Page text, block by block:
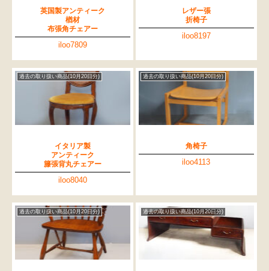
英国製アンティーク
楢材
布張角チェアー
iloo7809
レザー張
折椅子
iloo8197
過去の取り扱い商品(10月20日分)
イタリア製
アンティーク
籐張背丸チェアー
iloo8040
過去の取り扱い商品(10月20日分)
角椅子
iloo4113
過去の取り扱い商品(10月20日分) 過去の取り扱い商品(10月20日分)